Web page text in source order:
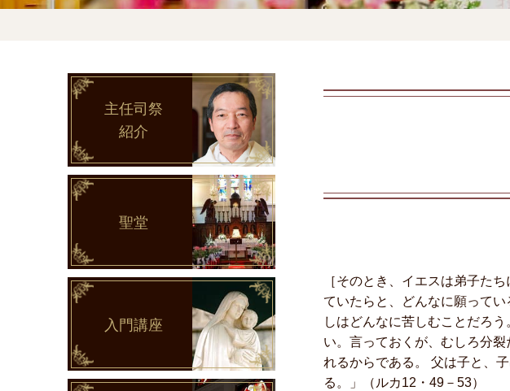
［そのとき、イエスは弟子た
ていたらと、どんなに願って
しはどんなに苦しむことだろ
い。言っておくが、むしろ分
れるからである。 父は子と、
る。」（ルカ12・49－53）
主任司祭
紹介
聖堂
入門講座